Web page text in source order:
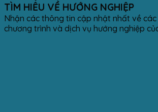
TÌM HIỂU VỀ HƯỚNG NGHIỆP
Nhận các thông tin cập nhật nhất về
chương trình và dịch vụ hướng nghiệp